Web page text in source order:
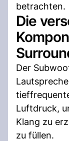
betrachten.
Die
Der
Luftdruck,
Klang zu
zu füllen.